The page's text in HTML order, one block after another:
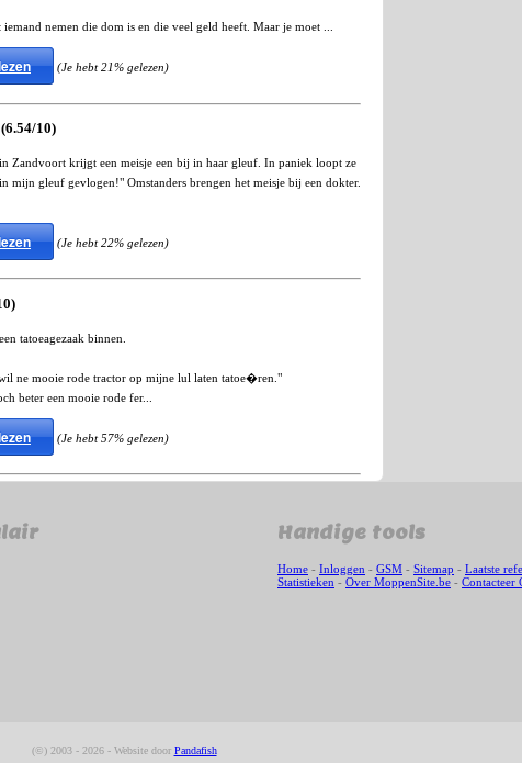
iemand nemen die dom is en die veel geld heeft. Maar je moet ...
(Je hebt 21% gelezen)
10)
Zandvoort krijgt een meisje een bij in haar gleuf. In paniek loopt ze
mijn gleuf gevlogen!" Omstanders brengen het meisje bij een dokter.
(Je hebt 22% gelezen)
tatoeagezaak binnen.
ne mooie rode tractor op mijne lul laten tatoe�ren."
beter een mooie rode fer...
(Je hebt 57% gelezen)
Handige tools
Home - Inloggen - GSM - Sitemap - Laatste
Statistieken - Over MoppenSite.be - Contacteer
(©) 2003 - 2026 - Website door Pandafish